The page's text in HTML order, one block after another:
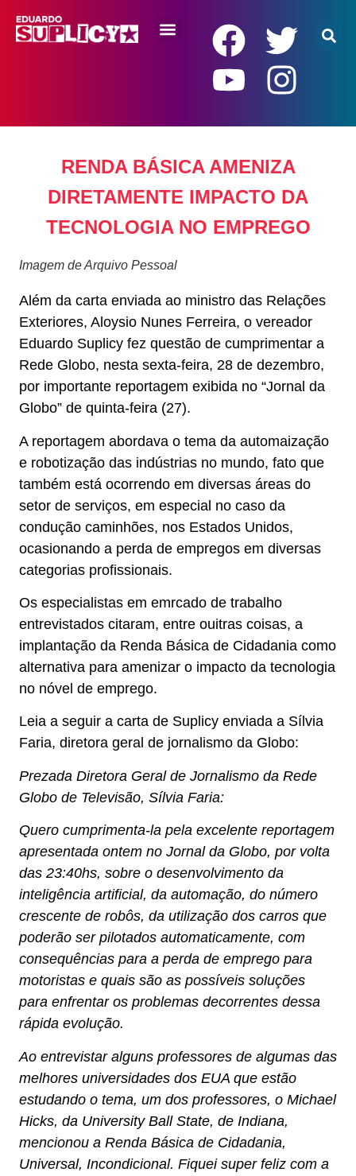
RENDA BÁSICA AMENIZA
DIRETAMENTE IMPACTO DA
TECNOLOGIA NO EMPREGO
Imagem de Arquivo Pessoal
Além da carta enviada ao ministro das Relações
Exteriores, Aloysio Nunes Ferreira, o vereador
Eduardo Suplicy fez questão de cumprimentar a
Rede Globo, nesta sexta-feira, 28 de dezembro,
por importante reportagem exibida no “Jornal da
Globo” de quinta-feira (27).
A reportagem abordava o tema da automaização
e robotização das indústrias no mundo, fato que
também está ocorrendo em diversas áreas do
setor de serviços, em especial no caso da
condução caminhões, nos Estados Unidos,
ocasionando a perda de empregos em diversas
categorias profissionais.
Os especialistas em emrcado de trabalho
entrevistados citaram, entre ouitras coisas, a
implantação da Renda Básica de Cidadania como
alternativa para amenizar o impacto da tecnologia
no nóvel de emprego.
Leia a seguir a carta de Suplicy enviada a Sílvia
Faria, diretora geral de jornalismo da Globo:
Prezada Diretora Geral de Jornalismo da Rede
Globo de Televisão, Sílvia Faria:
Quero cumprimenta-la pela excelente reportagem
apresentada ontem no Jornal da Globo, por volta
das 23:40hs, sobre o desenvolvimento da
inteligência artificial, da automação, do número
crescente de robôs, da utilização dos carros que
poderão ser pilotados automaticamente, com
consequências para a perda de emprego para
motoristas e quais são as possíveis soluções
para enfrentar os problemas decorrentes dessa
rápida evolução.
Ao entrevistar alguns professores de algumas das
melhores universidades dos EUA que estão
estudando o tema, um dos professores, o Michael
Hicks, da University Ball State, de Indiana,
mencionou a Renda Básica de Cidadania,
Universal, Incondicional. Fiquei super feliz com a